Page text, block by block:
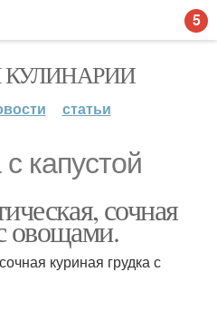
статьи
капустой
сочная
овощами.
куриная грудка с
5